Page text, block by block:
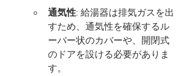
通気性: 給湯器は排気ガスを出
すため、通気性を確保するル
ーバー状のカバーや、開閉式
のドアを設ける必要がありま
す。